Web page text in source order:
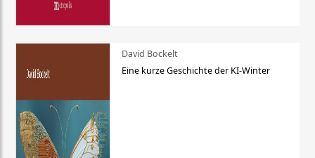
David Bockelt
Eine kurze Geschichte der KI-Winter